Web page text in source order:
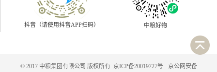
抖音（请使用抖音APP扫码） 中粮好物
© 2017 中粮集团有限公司 版权所有 京ICP备20019727号 京公网安备